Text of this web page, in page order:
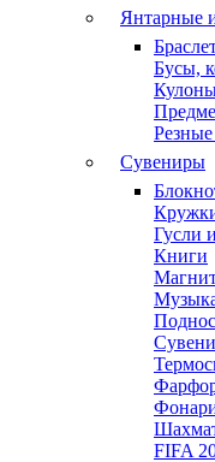
Янтарные
Бусы,
Сувениры
Гусли
Книги
FIFA